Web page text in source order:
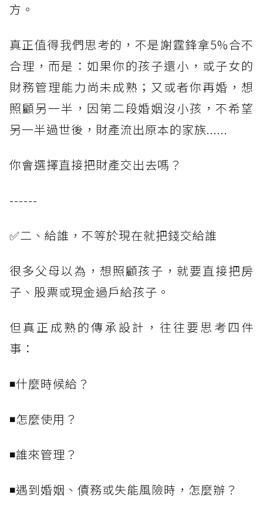
方。
真正值得我們思考的，不是謝霆鋒拿5%合不
合理，而是：如果你的孩子還小，或子女的
財務管理能力尚未成熟；又或者你再婚，想
照顧另一半，因第二段婚姻沒小孩，不希望
另一半過世後，財產流出原本的家族......
你會選擇直接把財產交出去嗎？
------
✅二、給誰，不等於現在就把錢交給誰
很多父母以為，想照顧孩子，就要直接把房
子、股票或現金過戶給孩子。
但真正成熟的傳承設計，往往要思考四件
事：
◾什麼時候給？
◾怎麼使用？
◾誰來管理？
◾遇到婚姻、債務或失能風險時，怎麼辦？